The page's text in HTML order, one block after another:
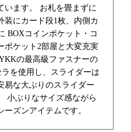
います。 お札を畳まずに
装にカード段1枚、内側カ
BOXコインポケット・コ
ポケット2部屋と大変充実
の最高級ファスナーの
ラを使用し、スライダーは
易な大ぶりのスライダー
小ぶりなサイズ感ながら
ーズンアイテムです。